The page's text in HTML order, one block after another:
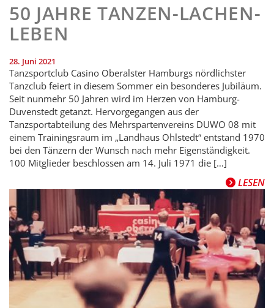
50 JAHRE TANZEN-LACHEN-
LEBEN
28. Juni 2021
Tanzsportclub Casino Oberalster Hamburgs nördlichster
Tanzclub feiert in diesem Sommer ein besonderes Jubiläum.
Seit nunmehr 50 Jahren wird im Herzen von Hamburg-
Duvenstedt getanzt. Hervorgegangen aus der
Tanzsportabteilung des Mehrspartenvereins DUWO 08 mit
einem Trainingsraum im „Landhaus Ohl­stedt“ entstand 1970
bei den Tänzern der Wunsch nach mehr Eigenständigkeit.
100 Mitglieder beschlossen am 14. Juli 1971 die […]
LESEN